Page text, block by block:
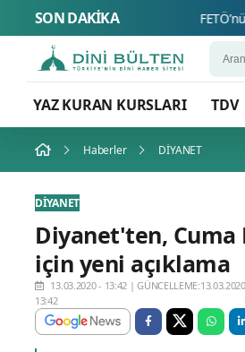
SON DAKİKA
YAZ KURAN KURSLARI TDV
Haberler DİYANET
DİYANET
Diyanet'ten, Cuma
için yeni açıklama
13.03.2020 - 13:42 |
13:42